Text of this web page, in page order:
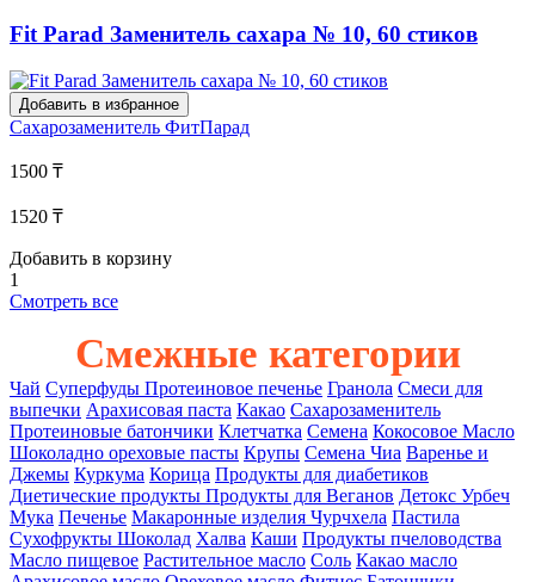
Fit Parad Заменитель сахара № 10, 60 стиков
Добавить в избранное
Сахарозаменитель ФитПарад
1500 ₸
1520 ₸
Добавить в корзину
1
Смотреть все
Смежные категории
Чай Суперфуды Протеиновое печенье Гранола Смеси для
выпечки Арахисовая паста Какао Сахарозаменитель
Протеиновые батончики Клетчатка Семена Кокосовое Масло
Шоколадно ореховые пасты Крупы Семена Чиа Варенье и
Джемы Куркума Корица Продукты для диабетиков
Диетические продукты Продукты для Веганов Детокс Урбеч
Мука Печенье Макаронные изделия Чурчхела Пастила
Сухофрукты Шоколад Халва Каши Продукты пчеловодства
Масло пищевое Растительное масло Соль Какао масло